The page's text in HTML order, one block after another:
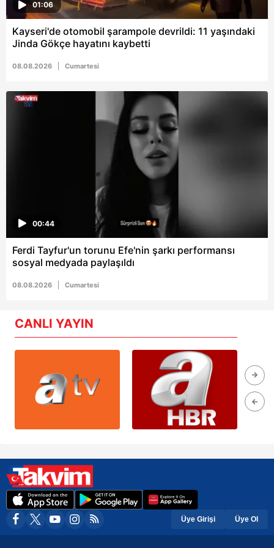
01:06
Kayseri'de otomobil şarampole devrildi: 11 yaşındaki
Jinda Gökçe hayatını kaybetti
08.08.2026 Cumartesi
00:44
Ferdi Tayfur'un torunu Efe'nin şarkı performansı
sosyal medyada paylaşıldı
08.08.2026 Cumartesi
CANLI YAYIN
Üye Girişi Üye Ol